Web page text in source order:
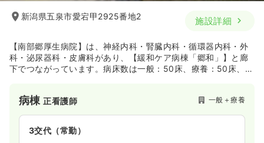
新潟県五泉市愛宕甲2925番地2 施設詳細
【南部郷厚生病院】は、神経内科・腎臓内科・循環器内科・外
科・泌尿器科・皮膚科があり、【緩和ケア病棟「郷和」】と廊
下でつながっています。病床数は一般：50床、療養：50床、緩
病棟正看護師 一般＋療養
3交代（常勤）